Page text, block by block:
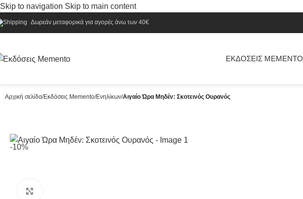
Skip to navigation Skip to main content
Δωρεάν μεταφορικά για αγορές άνω των 40€
ΕΚΔΟΣΕΙΣ MEMENTO
Αρχική σελίδα/Εκδόσεις Memento/Ενηλίκων/Αιγαίο Ώρα Μηδέν: Σκοτεινός Ουρανός
-10%